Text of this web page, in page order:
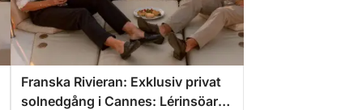
Franska Rivieran: Exklusiv privat
solnedgång i Cannes: Lérinsöarna